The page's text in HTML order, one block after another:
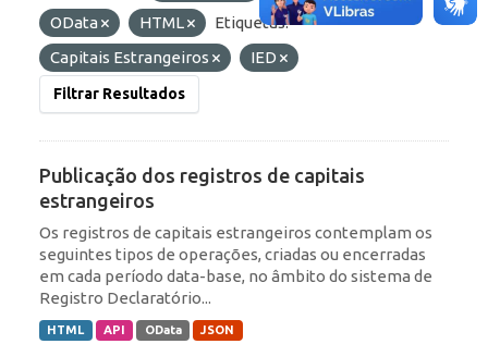
OData
HTML
Etiquetas:
Capitais Estrangeiros
IED
Filtrar Resultados
Publicação dos registros de capitais
estrangeiros
Os registros de capitais estrangeiros contemplam os
seguintes tipos de operações, criadas ou encerradas
em cada período data-base, no âmbito do sistema de
Registro Declaratório...
HTML API OData JSON